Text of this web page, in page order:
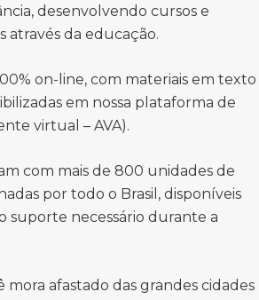
desenvolvendo cursos e
através da educação.
on-line, com materiais em texto
em nossa plataforma de
virtual – AVA).
com mais de 800 unidades de
por todo o Brasil, disponíveis
suporte necessário durante a
mora afastado das grandes cidades